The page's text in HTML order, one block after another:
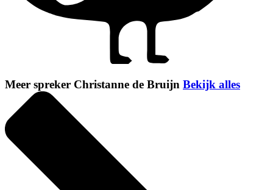
Meer spreker Christanne de Bruijn Bekijk alles